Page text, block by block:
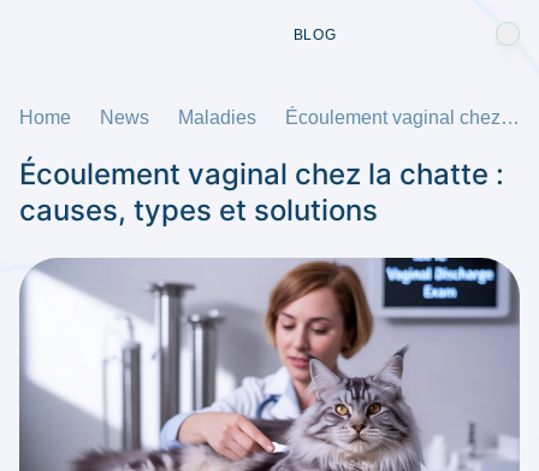
BLOG
Home News Maladies Écoulement vaginal chez la chatte : causes, types et solutions
Écoulement vaginal chez la chatte :
causes, types et solutions